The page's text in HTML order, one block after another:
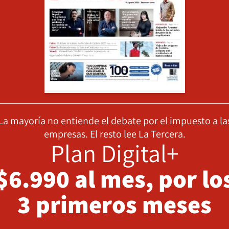
mayoría no entiende el debate por el impuesto a
empresas. El resto lee La Tercera.
Plan Digital+
al mes, por
3 primeros meses